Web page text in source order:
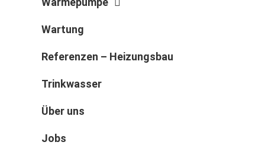
Wartung
Referenzen – Heizungsbau
Trinkwasser
Über uns
Jobs